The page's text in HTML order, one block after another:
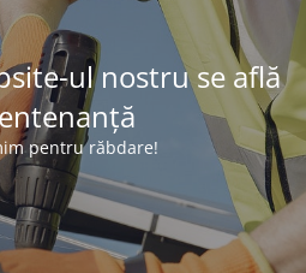
ul nostru se află
pentru răbdare!